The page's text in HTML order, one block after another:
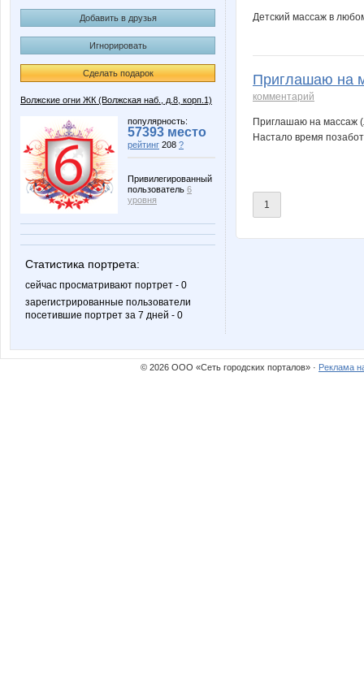
Добавить в друзья
Игнорировать
Сделать подарок
Волжские огни ЖК (Волжская наб., д.8, корп.1)
популярность:
57393 место
рейтинг 208 ?
Привилегированный
пользователь 6
уровня
Статистика портрета:
сейчас просматривают портрет - 0
зарегистрированные пользователи
посетившие портрет за 7 дней - 0
Детский массаж в
Приглашаю на
комментарий
Приглашаю на массаж
Настало время
1
© 2026 ООО «Сеть городских порталов» · Реклама